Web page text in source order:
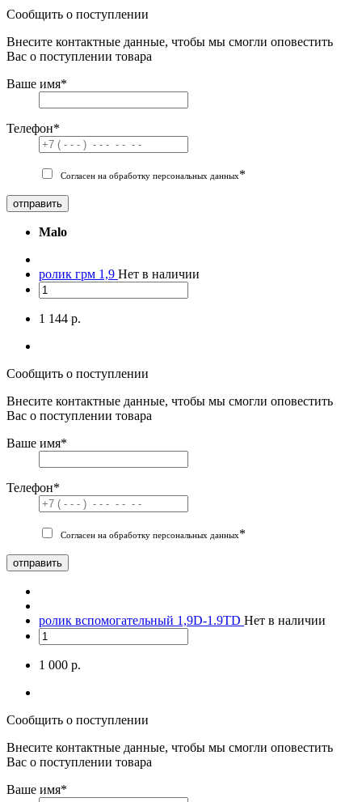
Сообщить о поступлении
Внесите контактные данные, чтобы мы смогли оповестить
Вас о поступлении товара
Ваше имя*
Телефон*
Согласен на обработку персональных данных*
отправить
Malo
ролик грм 1,9 Нет в наличии
1 144 р.
Сообщить о поступлении
Внесите контактные данные, чтобы мы смогли оповестить
Вас о поступлении товара
Ваше имя*
Телефон*
Согласен на обработку персональных данных*
отправить
ролик вспомогательный 1,9D-1.9TD Нет в наличии
1 000 р.
Сообщить о поступлении
Внесите контактные данные, чтобы мы смогли оповестить
Вас о поступлении товара
Ваше имя*